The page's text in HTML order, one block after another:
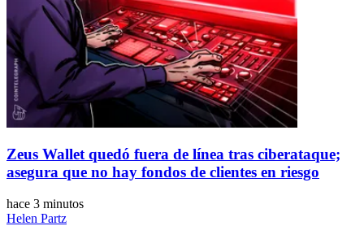
Zeus Wallet quedó fuera de línea tras ciberataque;
asegura que no hay fondos de clientes en riesgo
hace 3 minutos
Helen Partz